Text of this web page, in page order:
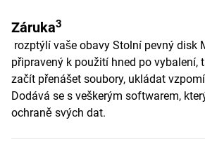
Záruka3
rozptýlí vaše obavy Stolní pevný disk
připravený k použití hned po vybalení,
začít přenášet soubory, ukládat
Dodává se s veškerým softwarem,
ochraně svých dat.